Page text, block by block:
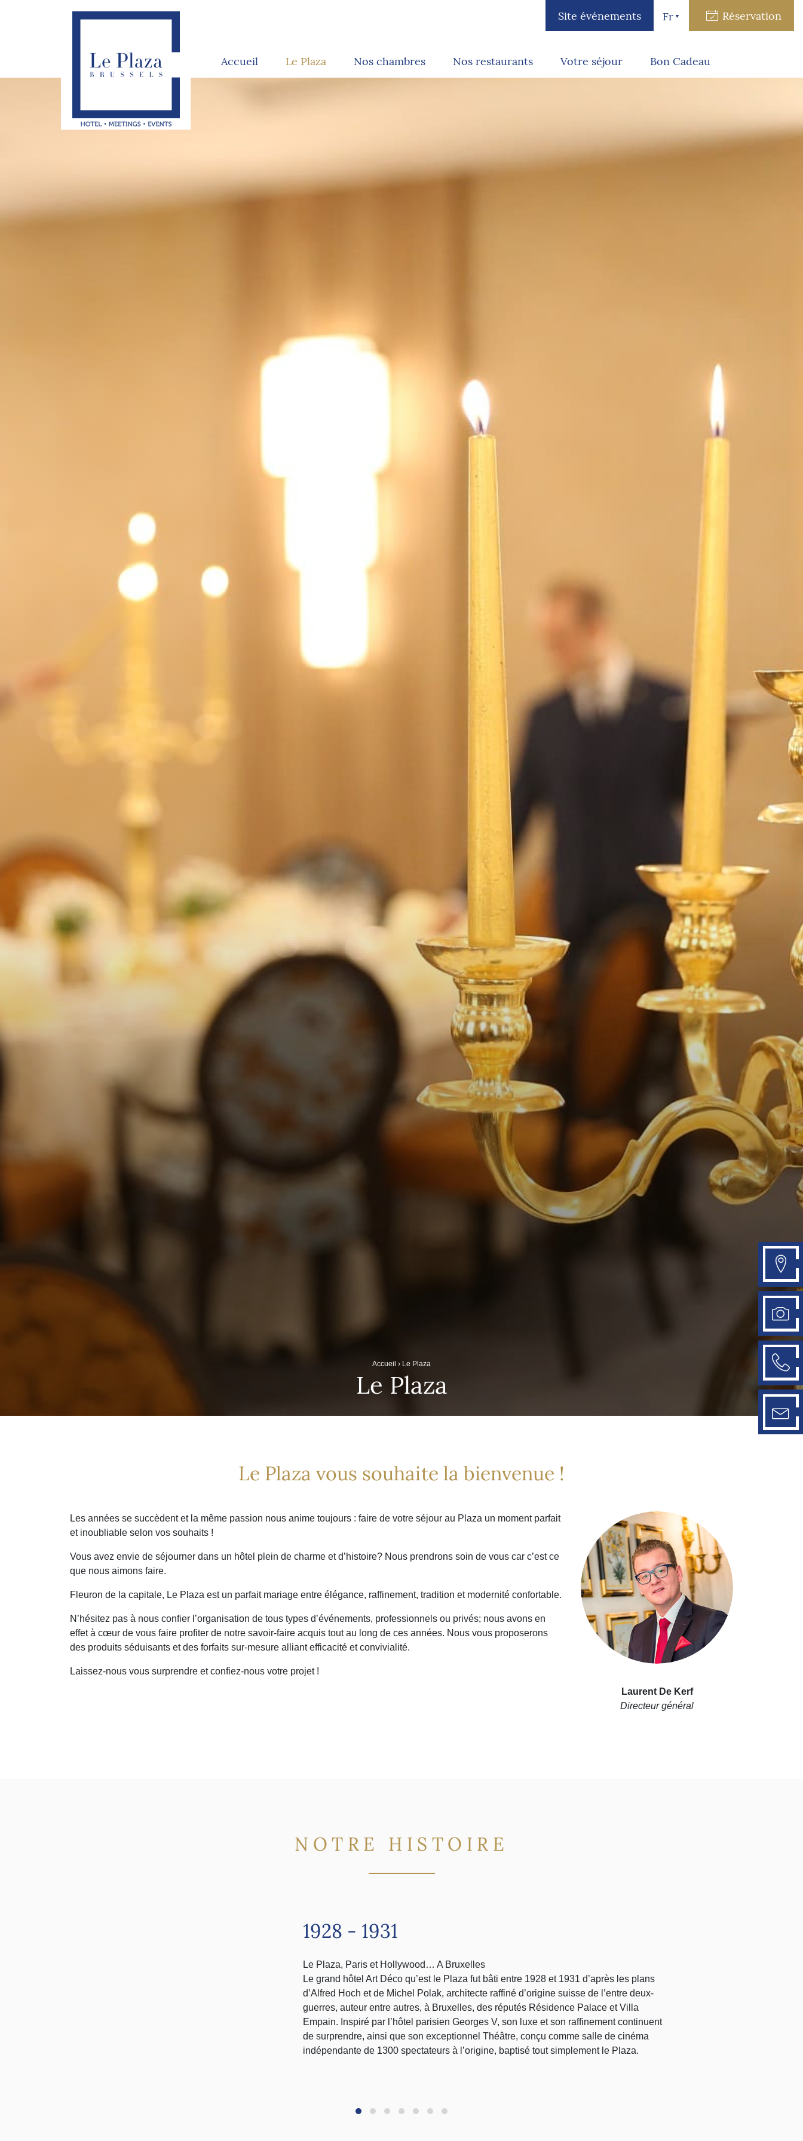
Site événements Réservation
Fr
Accueil Le Plaza Nos chambres Nos restaurants Votre séjour Bon Cadeau
Accueil › Le Plaza
Le Plaza
Le Plaza vous souhaite la bienvenue !
Les années se succèdent et la même passion nous anime toujours : faire de votre séjour au Plaza un moment parfait
et inoubliable selon vos souhaits !
Vous avez envie de séjourner dans un hôtel plein de charme et d’histoire? Nous prendrons soin de vous car c’est ce
que nous aimons faire.
Fleuron de la capitale, Le Plaza est un parfait mariage entre élégance, raffinement, tradition et modernité confortable.
N’hésitez pas à nous confier l’organisation de tous types d’événements, professionnels ou privés; nous avons en
effet à cœur de vous faire profiter de notre savoir-faire acquis tout au long de ces années. Nous vous proposerons
des produits séduisants et des forfaits sur-mesure alliant efficacité et convivialité.
Laissez-nous vous surprendre et confiez-nous votre projet !
Laurent De Kerf
Directeur général
NOTRE HISTOIRE
1928 - 1931
Le Plaza, Paris et Hollywood… A Bruxelles
Le grand hôtel Art Déco qu’est le Plaza fut bâti entre 1928 et 1931 d’après les plans
d’Alfred Hoch et de Michel Polak, architecte raffiné d’origine suisse de l’entre deux-
guerres, auteur entre autres, à Bruxelles, des réputés Résidence Palace et Villa
Empain. Inspiré par l’hôtel parisien Georges V, son luxe et son raffinement continuent
de surprendre, ainsi que son exceptionnel Théâtre, conçu comme salle de cinéma
indépendante de 1300 spectateurs à l’origine, baptisé tout simplement le Plaza.